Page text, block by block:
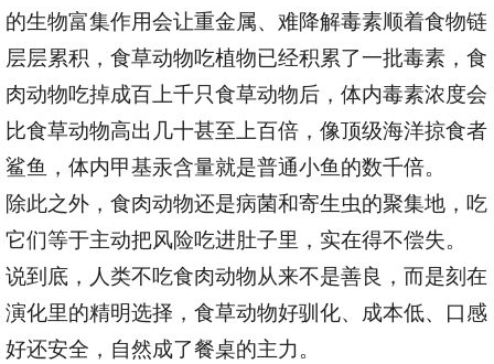
的生物富集作用会让重金属、难降解毒素顺着食物链
层层累积，食草动物吃植物已经积累了一批毒素，食
肉动物吃掉成百上千只食草动物后，体内毒素浓度会
比食草动物高出几十甚至上百倍，像顶级海洋掠食者
鲨鱼，体内甲基汞含量就是普通小鱼的数千倍。
除此之外，食肉动物还是病菌和寄生虫的聚集地，吃
它们等于主动把风险吃进肚子里，实在得不偿失。
说到底，人类不吃食肉动物从来不是善良，而是刻在
演化里的精明选择，食草动物好驯化、成本低、口感
好还安全，自然成了餐桌的主力。